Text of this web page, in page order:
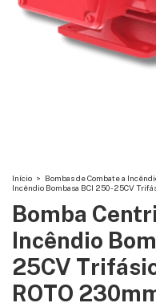
Início > Bombas de Combate a
Incêndio Bombasa BCI 250 - 25CV
Bomba
Incêndio
25CV
ROTO